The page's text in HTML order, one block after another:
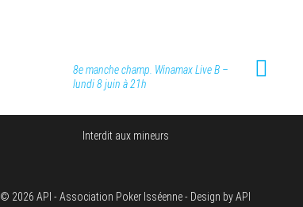
8e manche champ. Winamax Live B –
lundi 8 juin à 21h
Interdit aux mineurs
© 2026 API - Association Poker Isséenne - Design by API